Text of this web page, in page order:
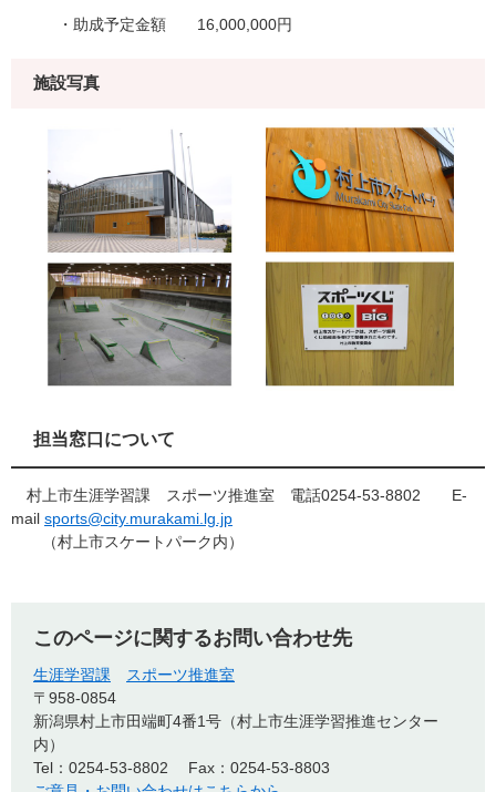
・助成予定金額 16,000,000円
施設写真
担当窓口について
村上市生涯学習課 スポーツ推進室 電話0254-53-8802 E-
mail sports@city.murakami.lg.jp
（村上市スケートパーク内）
このページに関するお問い合わせ先
生涯学習課
スポーツ推進室
〒958-0854
新潟県村上市田端町4番1号（村上市生涯学習推進センター
内）
Tel：0254-53-8802
Fax：0254-53-8803